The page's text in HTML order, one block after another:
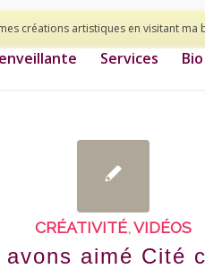
créations artistiques en visitant ma
Services Bio
CRÉATIVITÉ,VIDÉOS
avons aimé Cité